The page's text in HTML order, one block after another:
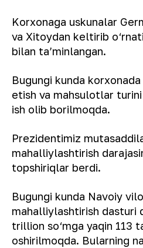
Korxonaga uskunalar
va Xitoydan keltirib
bilan ta’minlangan.
Bugungi kunda
etish va mahsulotlar
ish olib borilmoqda.
Prezidentimiz
mahalliylashtirish
topshiriqlar berdi.
Bugungi kunda Navoiy
mahalliylashtirish dasturi
trillion so‘mga yaqin 113
oshirilmoqda. Bularning